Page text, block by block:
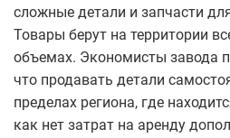
сложные детали и запчасти
Товары берут на территории
объемах. Экономисты завода
что продавать детали
пределах региона, где
как нет затрат на аренду